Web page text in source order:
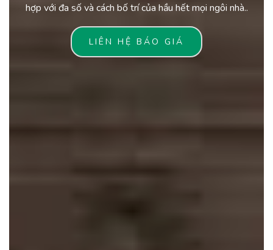
hợp với đa số và cách bố trí của hầu hết mọi ngôi nhà..
LIÊN HỆ BÁO GIÁ